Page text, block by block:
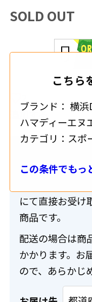
SOLD OUT
こちら
ブランド： 横浜
ハマディーエヌ
カテゴリ： スポ
この条件でもっ
追加する
にて直接お受け
商品です。
配送の場合は商
かかります。お
ので、あらかじ